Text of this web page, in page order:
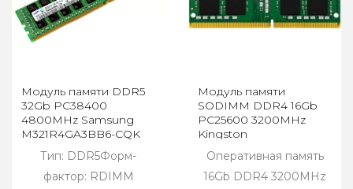
Модуль памяти DDR5
32Gb PC38400
4800MHz Samsung
M321R4GA3BB6-CQK
REG ECC
Тип: DDR5Форм-
фактор: RDIMM
Модуль памяти
SODIMM DDR4 16Gb
PC25600 3200MHz
Kingston
KVR32S22D8/16WP
Оперативная память
16Gb DDR4 3200MHz